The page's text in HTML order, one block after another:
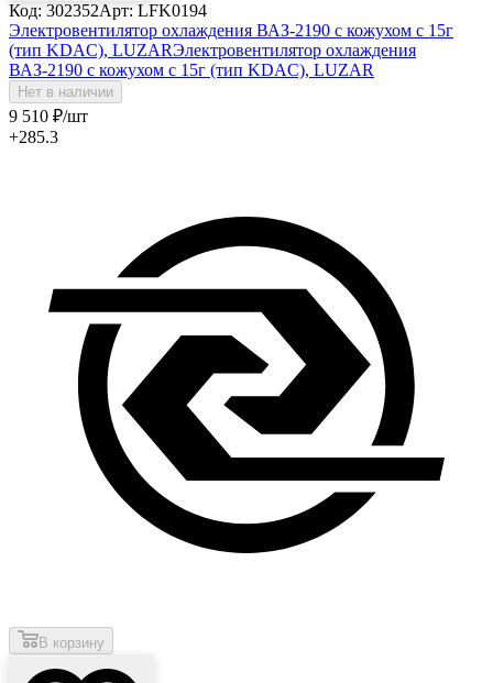
Код: 302352Арт: LFK0194
Электровентилятор охлаждения ВАЗ-2190 с кожухом с 15г
(тип KDAC), LUZARЭлектровентилятор охлаждения
ВАЗ-2190 с кожухом с 15г (тип KDAC), LUZAR
Нет в наличии
9 510 ₽/шт
+285.3
В корзину